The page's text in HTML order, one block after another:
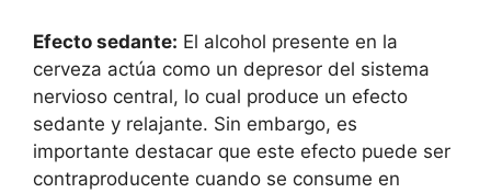
Efecto sedante: El alcohol presente en la
cerveza actúa como un depresor del sistema
nervioso central, lo cual produce un efecto
sedante y relajante. Sin embargo, es
importante destacar que este efecto puede ser
contraproducente cuando se consume en